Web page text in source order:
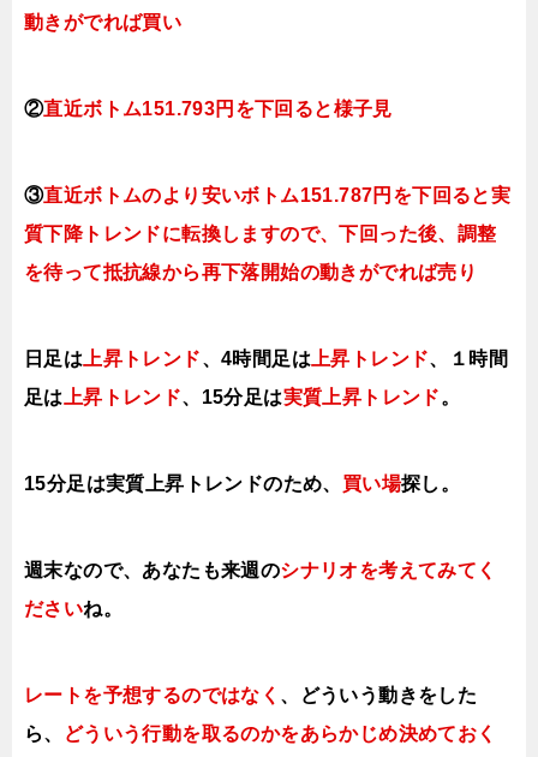
動きがでれば買い
②直近ボトム151.793円を下回ると様子見
③直近ボトムのより安いボトム151.787円を下回ると実
質下降トレンドに転換しますので、下回った後、調整
を待って抵抗線から再下落開始の動きがでれば売り
日足は 上昇トレンド、4時間足は 上昇トレンド、１時間
足は
上昇トレンド、15分足は実質上昇トレンド。
15分足は実質上昇トレンドのため、 買い場探し。
週末なので、あなたも来週のシナリオを考えてみてく
ださいね。
レートを予想するのではなく 、どういう動きをした
ら、
どういう行動を取るのかをあらかじめ決めておく